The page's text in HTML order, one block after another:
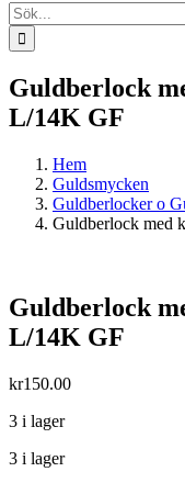
Sök
efter:
Guldberlock
L/14K GF
Hem
Guldsmycken
Guldberlocker o
Guldberlock med
Guldberlock
L/14K GF
kr150.00
3 i lager
3 i lager